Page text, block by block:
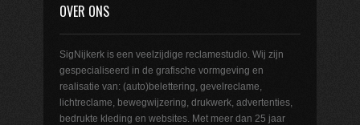
OVER ONS
SigNijkerk is een veelzijdige reclamestudio. Wij zijn
gespecialiseerd in de grafische vormgeving en
realisatie van: (auto)belettering, gevelreclame,
lichtreclame, bewegwijzering, drukwerk, advertenties,
bedrukte kleding en websites. Met meer dan 25 jaar